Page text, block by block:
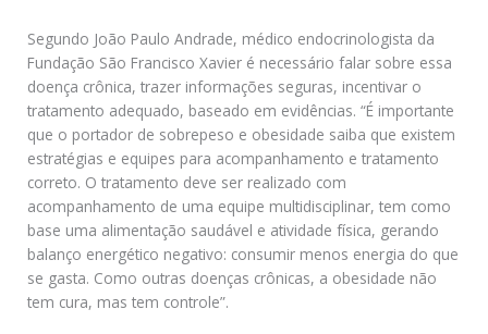
Segundo João Paulo Andrade, médico endocrinologista da
Fundação São Francisco Xavier é necessário falar sobre essa
doença crônica, trazer informações seguras, incentivar o
tratamento adequado, baseado em evidências. “É importante
que o portador de sobrepeso e obesidade saiba que existem
estratégias e equipes para acompanhamento e tratamento
correto. O tratamento deve ser realizado com
acompanhamento de uma equipe multidisciplinar, tem como
base uma alimentação saudável e atividade física, gerando
balanço energético negativo: consumir menos energia do que
se gasta. Como outras doenças crônicas, a obesidade não
tem cura, mas tem controle”.